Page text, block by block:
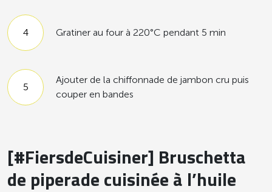
Gratiner au four à 220°C pendant 5 min
Ajouter de la chiffonnade de jambon cru puis
couper en bandes
[#FiersdeCuisiner] Bruschetta
de piperade cuisinée à l’huile